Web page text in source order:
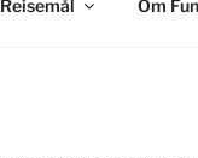
Reisemål Om